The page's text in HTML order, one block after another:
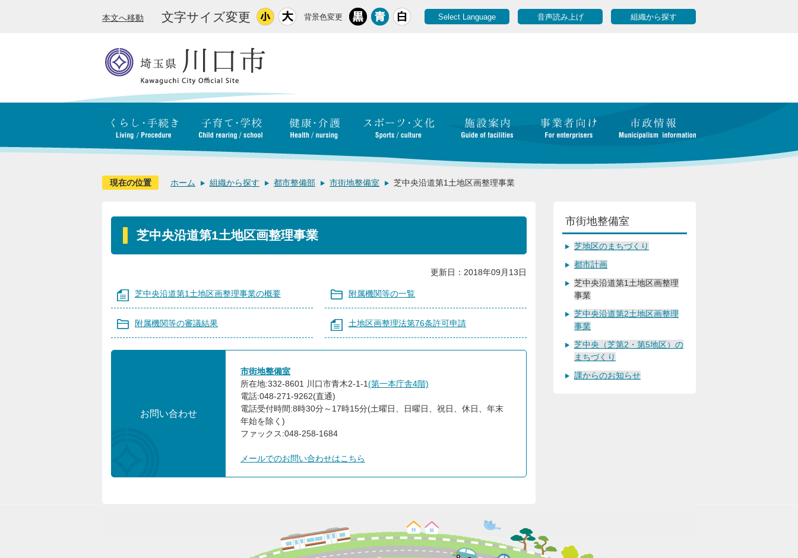
本文へ移動 文字サイズ変更 背景色変更 Select Language 音声読み上げ 組織から探す
現在の位置 ホーム 組織から探す 都市整備部 市街地整備室 芝中央沿道第1土地区画整理事業
芝中央沿道第1土地区画整理事業
更新日：2018年09月13日
芝中央沿道第1土地区画整理事業の概要 附属機関等の一覧
附属機関等の審議結果 土地区画整理法第76条許可申請
お問い合わせ
市街地整備室
所在地:332-8601 川口市青木2-1-1(第一本庁舎4階)
電話:048-271-9262(直通)
電話受付時間:8時30分～17時15分(土曜日、日曜日、祝日、休日、年末
年始を除く)
ファックス:048-258-1684
メールでのお問い合わせはこちら
市街地整備室
芝地区のまちづくり
都市計画
芝中央沿道第1土地区画整理
事業
芝中央沿道第2土地区画整理
事業
芝中央（芝第2・第5地区）の
まちづくり
課からのお知らせ